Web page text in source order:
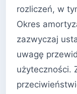
rozliczeń, w
Okres
zazwyczaj
uwagę
użyteczności.